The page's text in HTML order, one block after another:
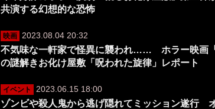
共演する幻想的な恐怖
映画 2023.08.04 20:32
不気味な一軒家で怪異に襲われ…… ホラー映画
の謎解きお化け屋敷「呪われた旋律」レポート
イベント 2023.06.15 18:00
ゾンビや殺人鬼から逃げ隠れてミッション遂行